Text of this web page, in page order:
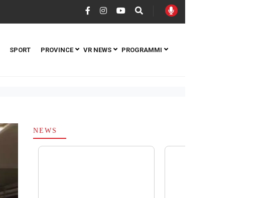
SPORT PROVINCE VR NEWS PROGRAMMI
NEWS